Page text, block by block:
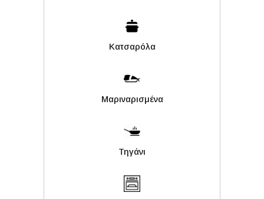
Κατσαρόλα
Μαριναρισμένα
Τηγάνι